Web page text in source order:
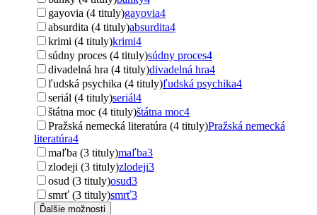
gayovia (4 tituly)gayovia4
absurdita (4 tituly)absurdita4
krimi (4 tituly)krimi4
súdny proces (4 tituly)súdny proces4
divadelná hra (4 tituly)divadelná hra4
ľudská psychika (4 tituly)ľudská psychika4
seriál (4 tituly)seriál4
štátna moc (4 tituly)štátna moc4
Pražská nemecká literatúra (4 tituly)Pražská nemecká
literatúra4
maľba (3 tituly)maľba3
zlodeji (3 tituly)zlodeji3
osud (3 tituly)osud3
smrť (3 tituly)smrť3
Ďalšie možnosti